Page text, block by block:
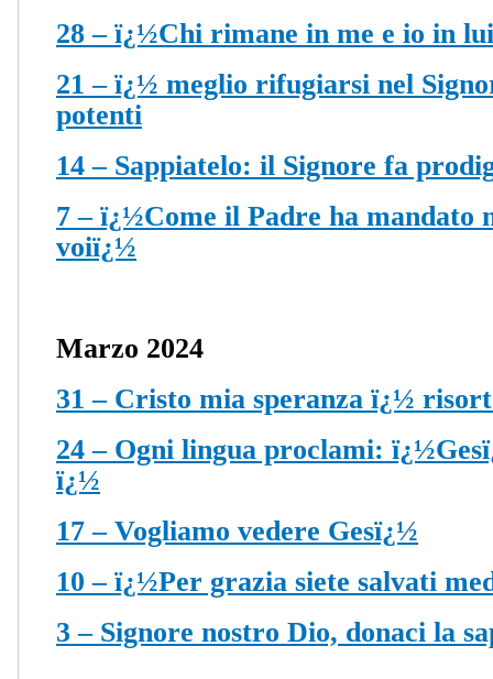
28 – ï¿½Chi rimane in me e io in
21 – ï¿½ meglio rifugiarsi nel
potenti
14 – Sappiatelo: il Signore fa
7 – ï¿½Come il Padre ha mandato
voiï¿½
Marzo 2024
31 – Cristo mia speranza ï¿½
24 – Ogni lingua proclami:
ï¿½
17 – Vogliamo vedere Gesï¿½
10 – ï¿½Per grazia siete salvati
3 – Signore nostro Dio, donaci la